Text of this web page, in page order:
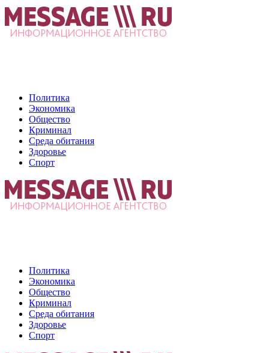
Политика
Экономика
Общество
Криминал
Среда обитания
Здоровье
Спорт
Политика
Экономика
Общество
Криминал
Среда обитания
Здоровье
Спорт